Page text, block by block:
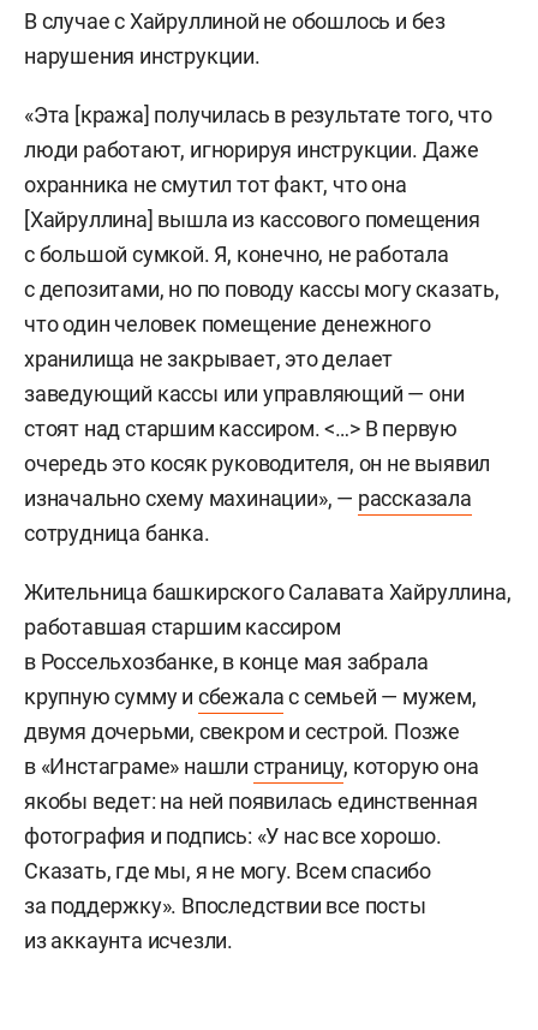
В случае с Хайруллиной не обошлось и без
нарушения инструкции.
«Эта [кража] получилась в результате того, что
люди работают, игнорируя инструкции. Даже
охранника не смутил тот факт, что она
[Хайруллина] вышла из кассового помещения
с большой сумкой. Я, конечно, не работала
с депозитами, но по поводу кассы могу сказать,
что один человек помещение денежного
хранилища не закрывает, это делает
заведующий кассы или управляющий — они
стоят над старшим кассиром. <…> В первую
очередь это косяк руководителя, он не выявил
изначально схему махинации», — рассказала
сотрудница банка.
Жительница башкирского Салавата Хайруллина,
работавшая старшим кассиром
в Россельхозбанке, в конце мая забрала
крупную сумму и сбежалас семьей — мужем,
двумя дочерьми, свекром и сестрой. Позже
в «Инстаграме» нашли страницу, которую она
якобы ведет: на ней появилась единственная
фотография и подпись: «У нас все хорошо.
Сказать, где мы, я не могу. Всем спасибо
за поддержку». Впоследствии все посты
из аккаунта исчезли.